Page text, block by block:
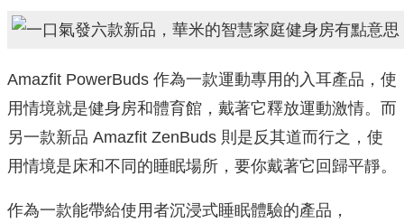
Amazfit PowerBuds 作為一款運動專用的入耳產品，使
用情境就是健身房和體育館，戴著它釋放運動激情。而
另一款新品 Amazfit ZenBuds 則是反其道而行之，使
用情境是床和不同的睡眠場所，要你戴著它回歸平靜。
作為一款能帶給使用者沉浸式睡眠體驗的產品，